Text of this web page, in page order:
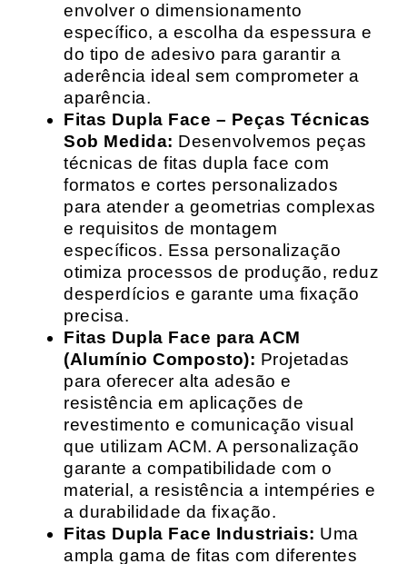
envolver o dimensionamento
específico, a escolha da espessura e
do tipo de adesivo para garantir a
aderência ideal sem comprometer a
aparência.
Fitas Dupla Face – Peças Técnicas
Sob Medida: Desenvolvemos peças
técnicas de fitas dupla face com
formatos e cortes personalizados
para atender a geometrias complexas
e requisitos de montagem
específicos. Essa personalização
otimiza processos de produção, reduz
desperdícios e garante uma fixação
precisa.
Fitas Dupla Face para ACM
(Alumínio Composto): Projetadas
para oferecer alta adesão e
resistência em aplicações de
revestimento e comunicação visual
que utilizam ACM. A personalização
garante a compatibilidade com o
material, a resistência a intempéries e
a durabilidade da fixação.
Fitas Dupla Face Industriais: Uma
ampla gama de fitas com diferentes